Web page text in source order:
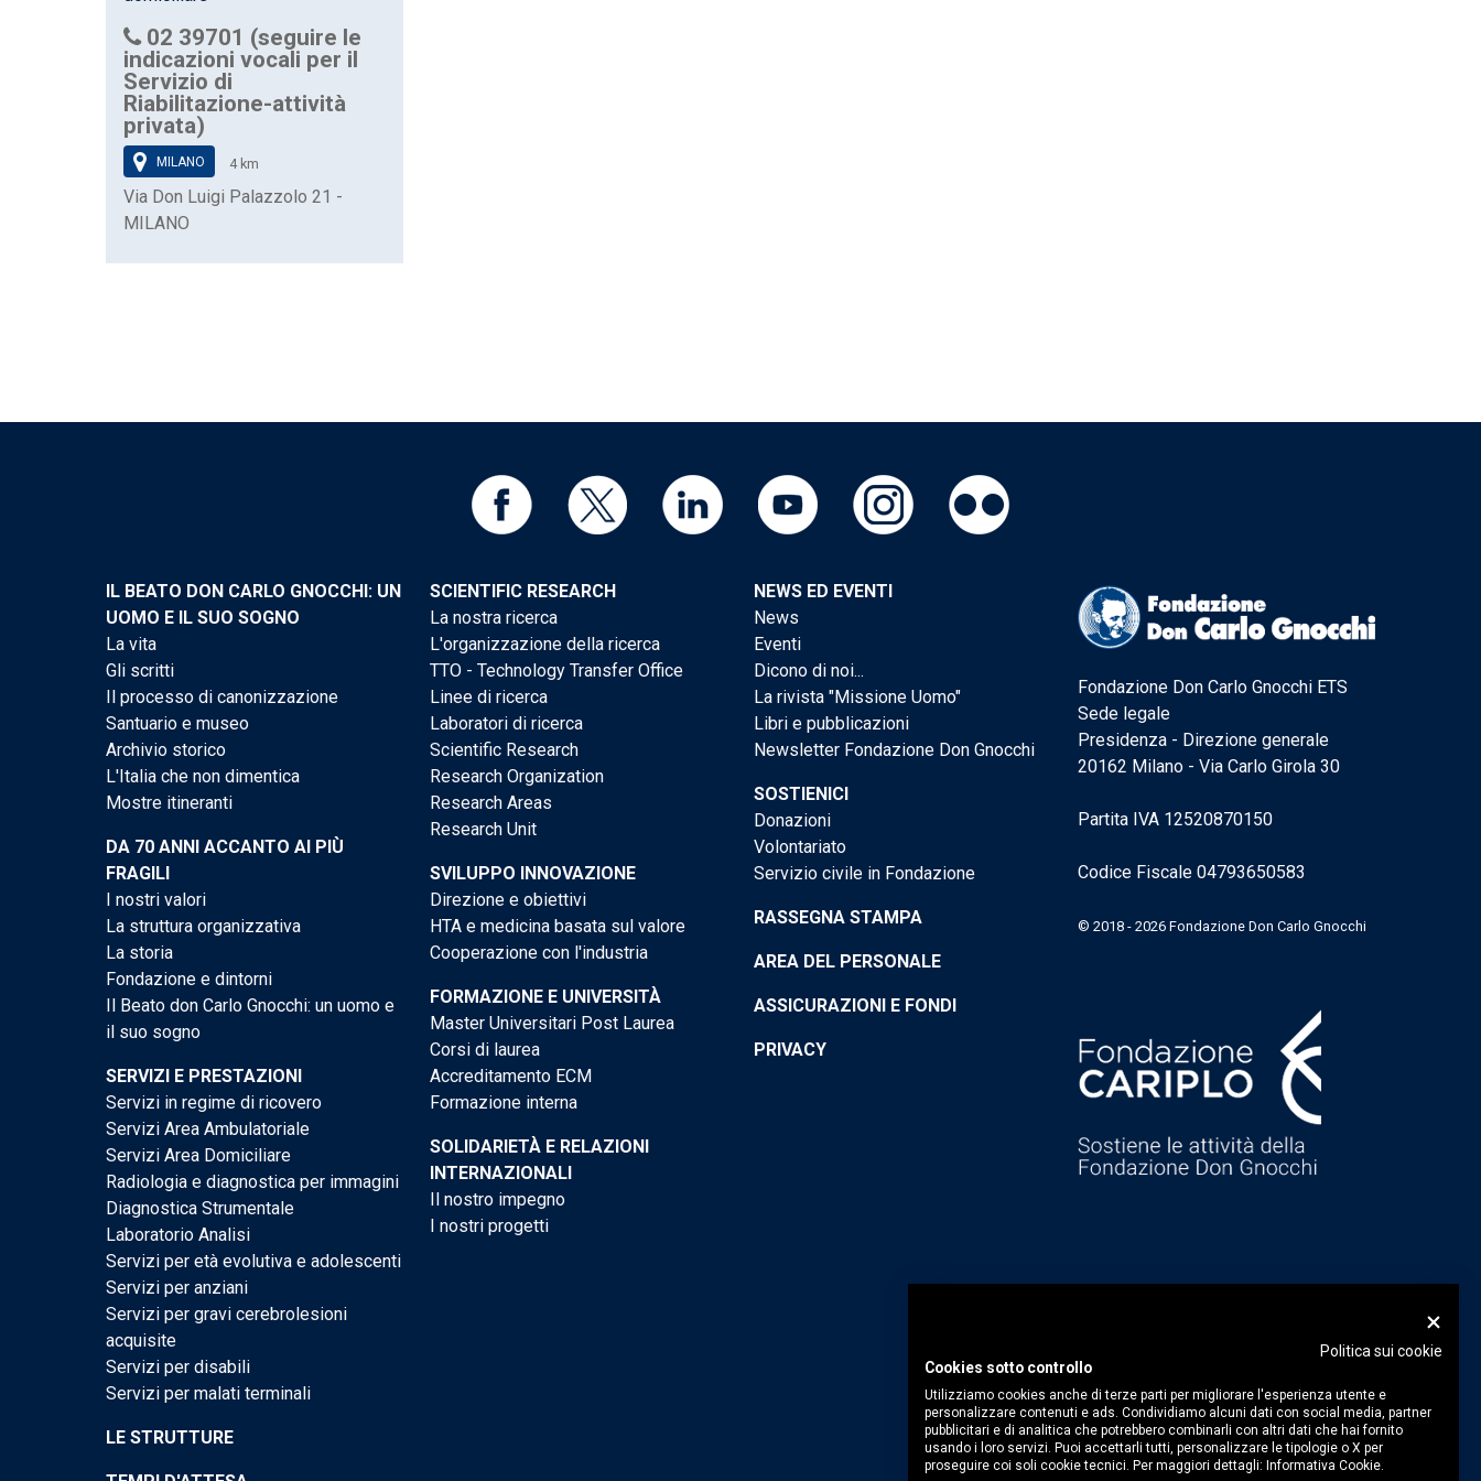
02 39701 (seguire le
indicazioni vocali per il
Servizio di
Riabilitazione-attività
privata)
MILANO 4 km
Via Don Luigi Palazzolo 21 -
MILANO
IL BEATO DON CARLO GNOCCHI: UN
UOMO E IL SUO SOGNO
La vita
Gli scritti
Il processo di canonizzazione
Santuario e museo
Archivio storico
L'Italia che non dimentica
Mostre itineranti
DA 70 ANNI ACCANTO AI PIÙ
FRAGILI
I nostri valori
La struttura organizzativa
La storia
Fondazione e dintorni
Il Beato don Carlo Gnocchi: un uomo e
il suo sogno
SERVIZI E PRESTAZIONI
Servizi in regime di ricovero
Servizi Area Ambulatoriale
Servizi Area Domiciliare
Radiologia e diagnostica per immagini
Diagnostica Strumentale
Laboratorio Analisi
Servizi per età evolutiva e adolescenti
Servizi per anziani
Servizi per gravi cerebrolesioni
acquisite
Servizi per disabili
Servizi per malati terminali
LE STRUTTURE
SCIENTIFIC RESEARCH
La nostra ricerca
L'organizzazione della ricerca
TTO - Technology Transfer Office
Linee di ricerca
Laboratori di ricerca
Scientific Research
Research Organization
Research Areas
Research Unit
SVILUPPO INNOVAZIONE
Direzione e obiettivi
HTA e medicina basata sul valore
Cooperazione con l'industria
FORMAZIONE E UNIVERSITÀ
Master Universitari Post Laurea
Corsi di laurea
Accreditamento ECM
Formazione interna
SOLIDARIETÀ E RELAZIONI
INTERNAZIONALI
Il nostro impegno
I nostri progetti
NEWS ED EVENTI
News
Eventi
Dicono di noi...
La rivista "Missione Uomo"
Libri e pubblicazioni
Newsletter Fondazione Don Gnocchi
SOSTIENICI
Donazioni
Volontariato
Servizio civile in Fondazione
RASSEGNA STAMPA
AREA DEL PERSONALE
ASSICURAZIONI E FONDI
PRIVACY
Fondazione Don Carlo Gnocchi ETS
Sede legale
Presidenza - Direzione generale
20162 Milano - Via Carlo Girola 30
Partita IVA 12520870150
Codice Fiscale 04793650583
© 2018 - 2026 Fondazione Don Carlo Gnocchi
Politica sui cookie
Cookies sotto controllo
Utilizziamo cookies anche di terze parti per migliorare l'esperienza utente e
personalizzare contenuti e ads. Condividiamo alcuni dati con social media, partner
pubblicitari e di analitica che potrebbero combinarli con altri dati che hai fornito
usando i loro servizi. Puoi accettarli tutti, personalizzare le tipologie o X per
proseguire coi soli cookie tecnici. Per maggiori dettagli: Informativa Cookie.